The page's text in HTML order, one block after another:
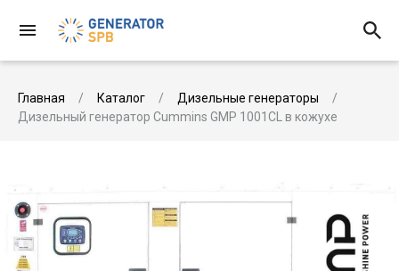
Главная Каталог
Дизельные генераторы
Дизельный генератор Cummins GMP 1001CL в кожухе